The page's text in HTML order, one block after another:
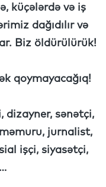
küçələrdə və iş
dağıdılır və
Biz öldürülürük!
qoymayacağıq!
dizayner, sənətçi,
məmuru, jurnalist,
işçi, siyasətçi,